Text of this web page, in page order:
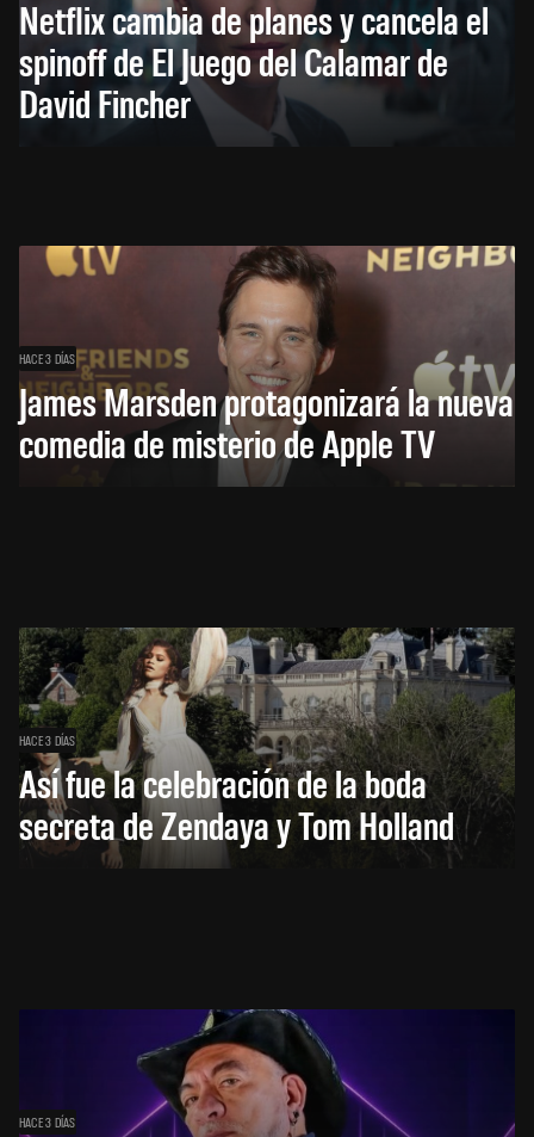
Netflix cambia de planes y cancela el
spinoff de El Juego del Calamar de
David Fincher
HACE 3 DÍAS
James Marsden protagonizará la nueva
comedia de misterio de Apple TV
HACE 3 DÍAS
Así fue la celebración de la boda
secreta de Zendaya y Tom Holland
HACE 3 DÍAS